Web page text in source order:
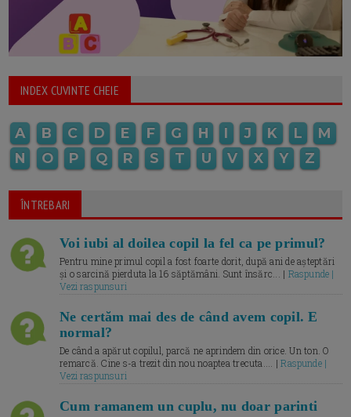
INDEX CUVINTE CHEIE
A B C D E F G H I J K L
M
N
O P Q R S T U V X Y Z
ÎNTREBARI
Voi iubi al doilea copil la fel ca pe primul?
Pentru mine primul copil a fost foarte dorit, după ani de așteptări
și o sarcină pierduta la 16 săptămâni. Sunt însărc... | Raspunde |
Vezi raspunsuri
Ne certăm mai des de când avem copil. E
normal?
De când a apărut copilul, parcă ne aprindem din orice. Un ton. O
remarcă. Cine s-a trezit din nou noaptea trecuta.... |Raspunde |
Vezi raspunsuri
Cum ramanem un cuplu, nu doar parinti